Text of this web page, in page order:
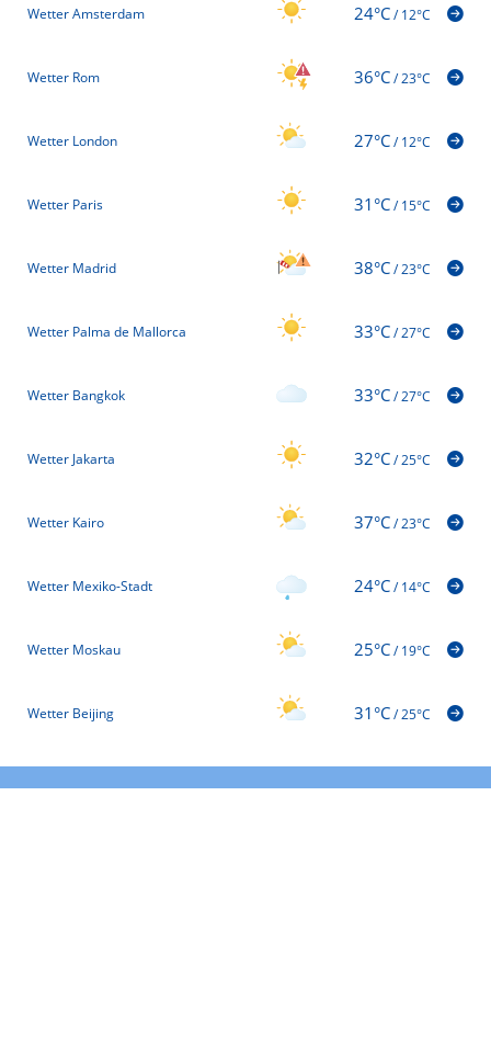
Wetter Amsterdam 24°C/12°C
Wetter Rom 36°C/23°C
Wetter London 27°C/12°C
Wetter Paris 31°C/15°C
Wetter Madrid 38°C/23°C
Wetter Palma de Mallorca 33°C/27°C
Wetter Bangkok 33°C/27°C
Wetter Jakarta 32°C/25°C
Wetter Kairo 37°C/23°C
Wetter Mexiko-Stadt 24°C/14°C
Wetter Moskau 25°C/19°C
Wetter Beijing 31°C/25°C